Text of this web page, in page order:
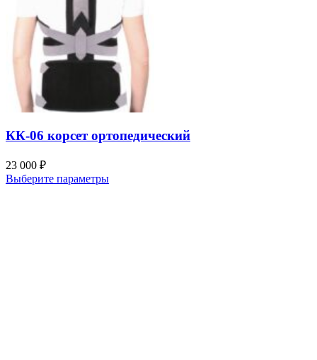
КК-06 корсет ортопедический
23 000 ₽
Выберите параметры